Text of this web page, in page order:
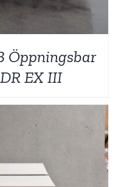
Öppningsbar
EX III